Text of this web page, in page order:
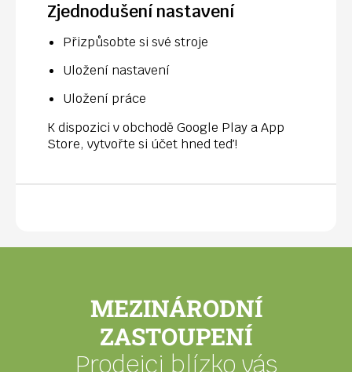
Zjednodušení nastavení
Přizpůsobte si své stroje
Uložení nastavení
Uložení práce
K dispozici v obchodě Google Play a App
Store, vytvořte si účet hned teď!
MEZINÁRODNÍ
ZASTOUPENÍ
Prodejci blízko vás